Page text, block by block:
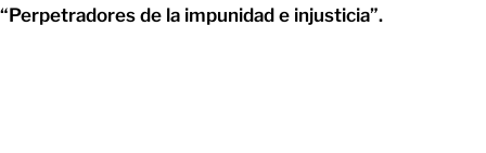
“Perpetradores de la impunidad e injusticia”.